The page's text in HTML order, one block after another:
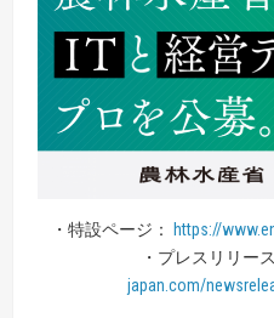
・特設ページ：
https://
・プレスリリー
japan.com/